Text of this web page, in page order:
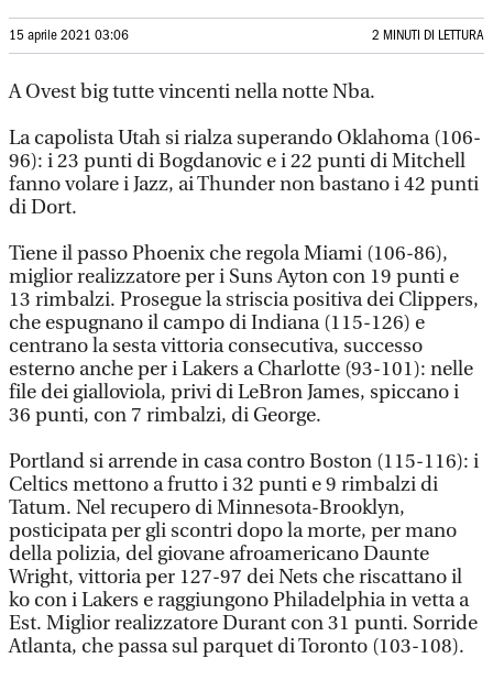
15 aprile 2021 03:06 2 MINUTI DI LETTURA
A Ovest big tutte vincenti nella notte Nba.
La capolista Utah si rialza superando Oklahoma (106-
96): i 23 punti di Bogdanovic e i 22 punti di Mitchell
fanno volare i Jazz, ai Thunder non bastano i 42 punti
di Dort.
Tiene il passo Phoenix che regola Miami (106-86),
miglior realizzatore per i Suns Ayton con 19 punti e
13 rimbalzi. Prosegue la striscia positiva dei Clippers,
che espugnano il campo di Indiana (115-126) e
centrano la sesta vittoria consecutiva, successo
esterno anche per i Lakers a Charlotte (93-101): nelle
file dei gialloviola, privi di LeBron James, spiccano i
36 punti, con 7 rimbalzi, di George.
Portland si arrende in casa contro Boston (115-116): i
Celtics mettono a frutto i 32 punti e 9 rimbalzi di
Tatum. Nel recupero di Minnesota-Brooklyn,
posticipata per gli scontri dopo la morte, per mano
della polizia, del giovane afroamericano Daunte
Wright, vittoria per 127-97 dei Nets che riscattano il
ko con i Lakers e raggiungono Philadelphia in vetta a
Est. Miglior realizzatore Durant con 31 punti. Sorride
Atlanta, che passa sul parquet di Toronto (103-108).